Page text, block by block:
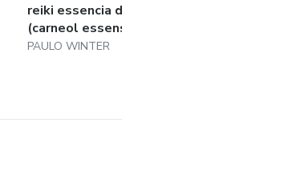
reiki essencia de cornalina
(carneol essense)
PAULO WINTER